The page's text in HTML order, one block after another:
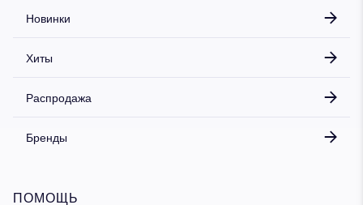
Новинки
Хиты
Распродажа
Бренды
ПОМОЩЬ